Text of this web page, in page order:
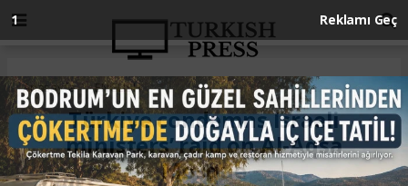
Anasayfa ENGLISH
Türkiye condemns Israeli
ministers’ raid on Al-Aqsa
Mosque